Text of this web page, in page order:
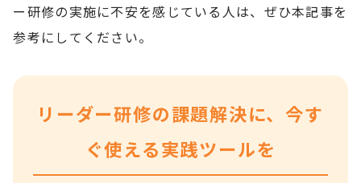
ー研修の実施に不安を感じている人は、ぜひ本記事を
参考にしてください。
リーダー研修の課題解決に、今す
ぐ使える実践ツールを